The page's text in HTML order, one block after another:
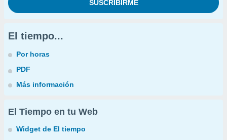
El tiempo...
Por horas
PDF
Más información
El Tiempo en tu Web
Widget de El tiempo